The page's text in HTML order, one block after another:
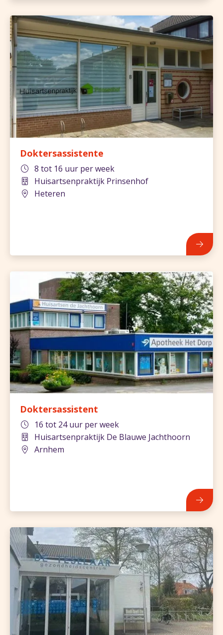
Doktersassistente
8 tot 16 uur per week
Huisartsenpraktijk Prinsenhof
Heteren
Doktersassistent
16 tot 24 uur per week
Huisartsenpraktijk De Blauwe Jachthoorn
Arnhem